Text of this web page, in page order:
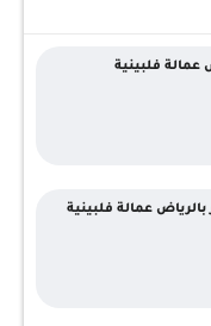
فلبينية
عمالة فلبينية